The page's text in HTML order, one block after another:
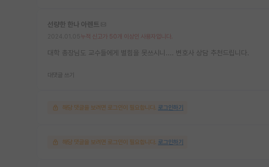
선량한 한나 아렌트
누적 신고가 50개 이상인 사용자입니다.
대학 총장님도 교수들에게 별힘을 못쓰시니.... 변호사 상담 추천드립니다.
대댓글 쓰기
해당 댓글을 보려면 로그인이 필요합니다. 로그인하기
해당 댓글을 보려면 로그인이 필요합니다. 로그인하기